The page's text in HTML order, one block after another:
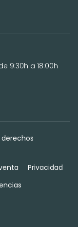
9:30h a 18:00h
derechos
Privacidad